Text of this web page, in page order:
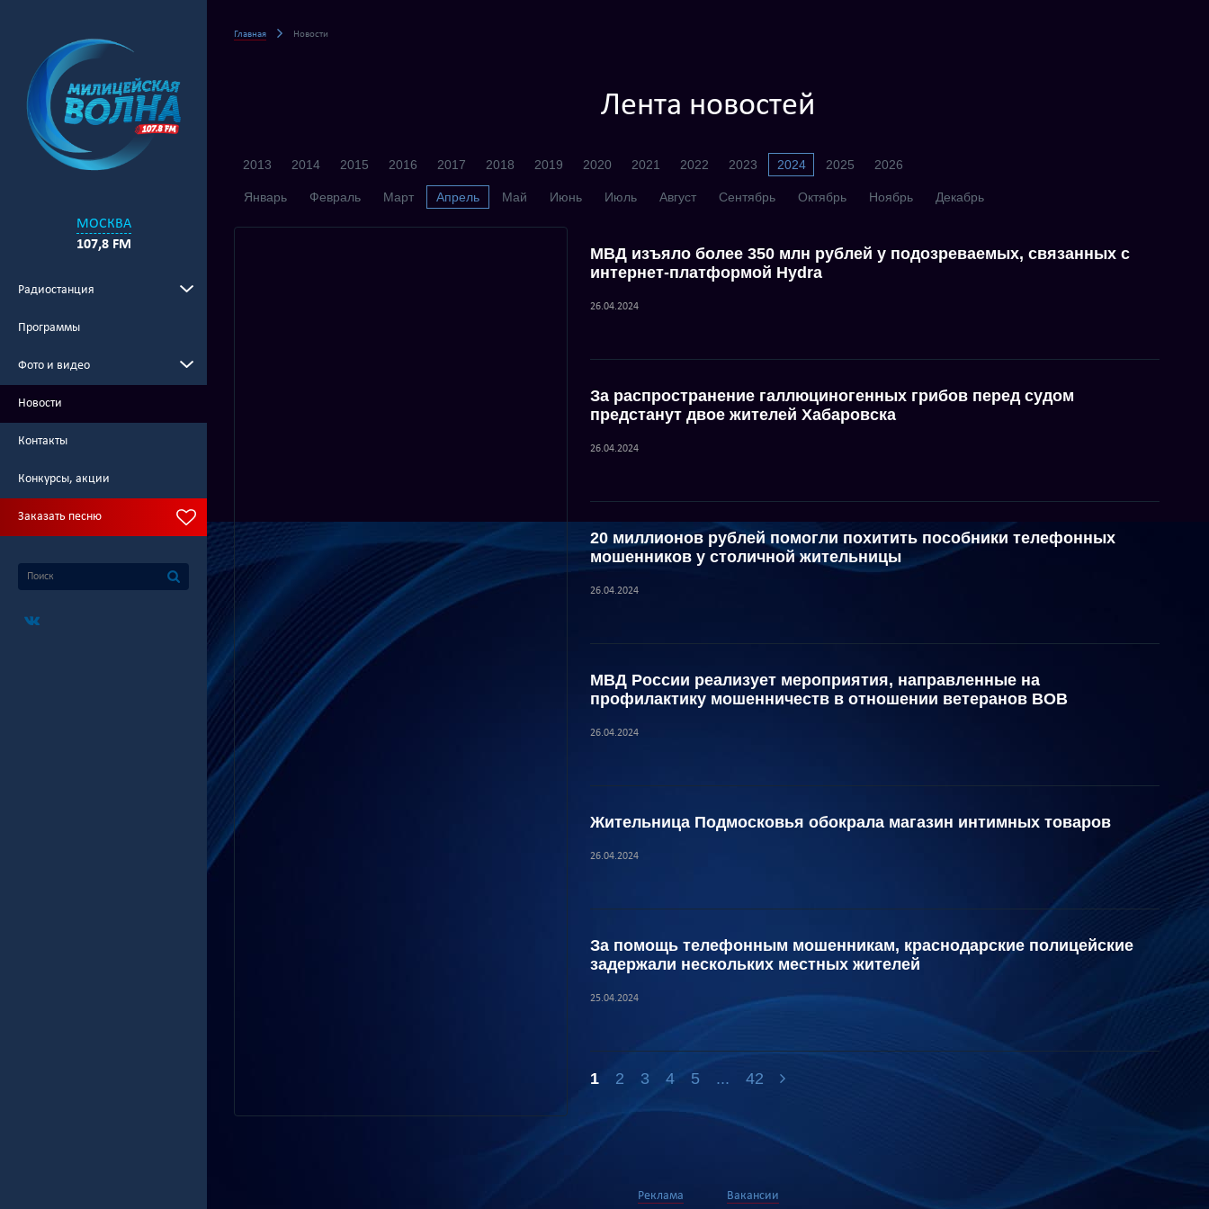
МОСКВА
107,8 FM
Радиостанция
Программы
Фото и видео
Новости
Контакты
Конкурсы, акции
Заказать песню
Главная Новости
Лента новостей
2013 2014 2015 2016 2017 2018 2019 2020 2021 2022 2023 2024 2025 2026
Январь Февраль Март Апрель Май Июнь Июль Август Сентябрь Октябрь Ноябрь Декабрь
МВД изъяло более 350 млн рублей у подозреваемых, связанных с
интернет-платформой Hydra
26.04.2024
За распространение галлюциногенных грибов перед судом
предстанут двое жителей Хабаровска
26.04.2024
20 миллионов рублей помогли похитить пособники телефонных
мошенников у столичной жительницы
26.04.2024
МВД России реализует мероприятия, направленные на
профилактику мошенничеств в отношении ветеранов ВОВ
26.04.2024
Жительница Подмосковья обокрала магазин интимных товаров
26.04.2024
За помощь телефонным мошенникам, краснодарские полицейские
задержали нескольких местных жителей
25.04.2024
1 2 3 4 5 ... 42
Реклама Вакансии